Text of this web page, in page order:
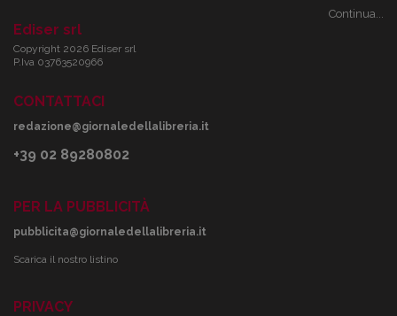
Continua...
Ediser srl
Copyright 2026 Ediser srl
P.Iva 03763520966
CONTATTACI
redazione@giornaledellalibreria.it
+39 02 89280802
PER LA PUBBLICITÀ
pubblicita@giornaledellalibreria.it
Scarica il nostro listino
PRIVACY